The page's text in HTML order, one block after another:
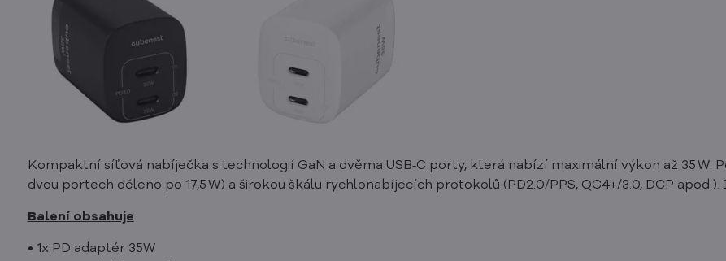
Kompaktní síťová nabíječka s technologií GaN a dvěma USB‑C porty, která nabízí maximální výkon až 35 W.
dvou portech děleno po 17,5 W) a širokou škálu rychlonabíjecích protokolů (PD2.0/PPS, QC4+/3.0, DCP
Balení obsahuje
• 1x PD adaptér 35W